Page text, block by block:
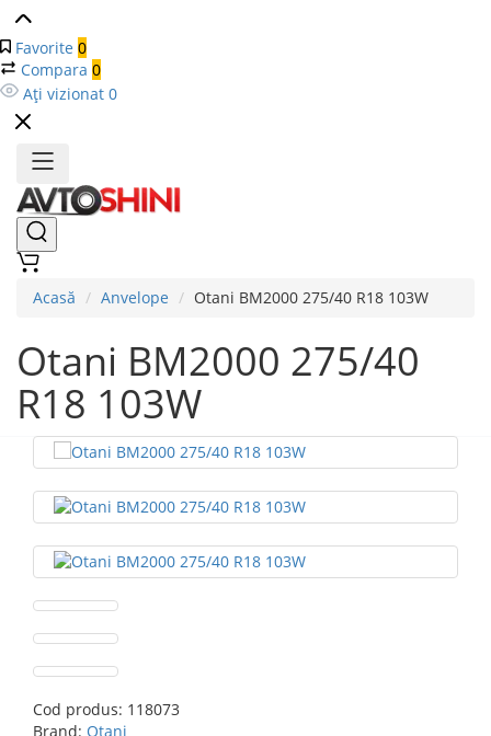
Favorite 0
Compara 0
Ați vizionat 0
Acasă Anvelope Otani BM2000 275/40 R18 103W
Otani BM2000 275/40
R18 103W
Cod produs: 118073
Brand: Otani